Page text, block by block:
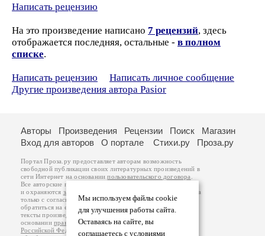
Написать рецензию
На это произведение написано 7 рецензий, здесь
отображается последняя, остальные - в полном
списке.
Написать рецензию
Написать личное сообщение
Другие произведения автора Pasior
Мы используем файлы cookie
для улучшения работы сайта.
Оставаясь на сайте, вы
соглашаетесь с условиями
Авторы Произведения Рецензии Поиск
Магазин
Вход для авторов
О портале Стихи.ру Проза.ру
Портал Проза.ру предоставляет авторам возможность
свободной публикации своих литературных произведений в
сети Интернет на основаниипользовательского договора
Все авторские права на произведения принадлежат авторам
и охраняются законом
. Перепечатка произведений возможна
только с согласия его автора, к которому вы можете
обратиться на его авторской странице. Ответственность за
тексты произведений авторы несут самостоятельно на
основанииправил публикацииизаконодательства
Российской Федерации